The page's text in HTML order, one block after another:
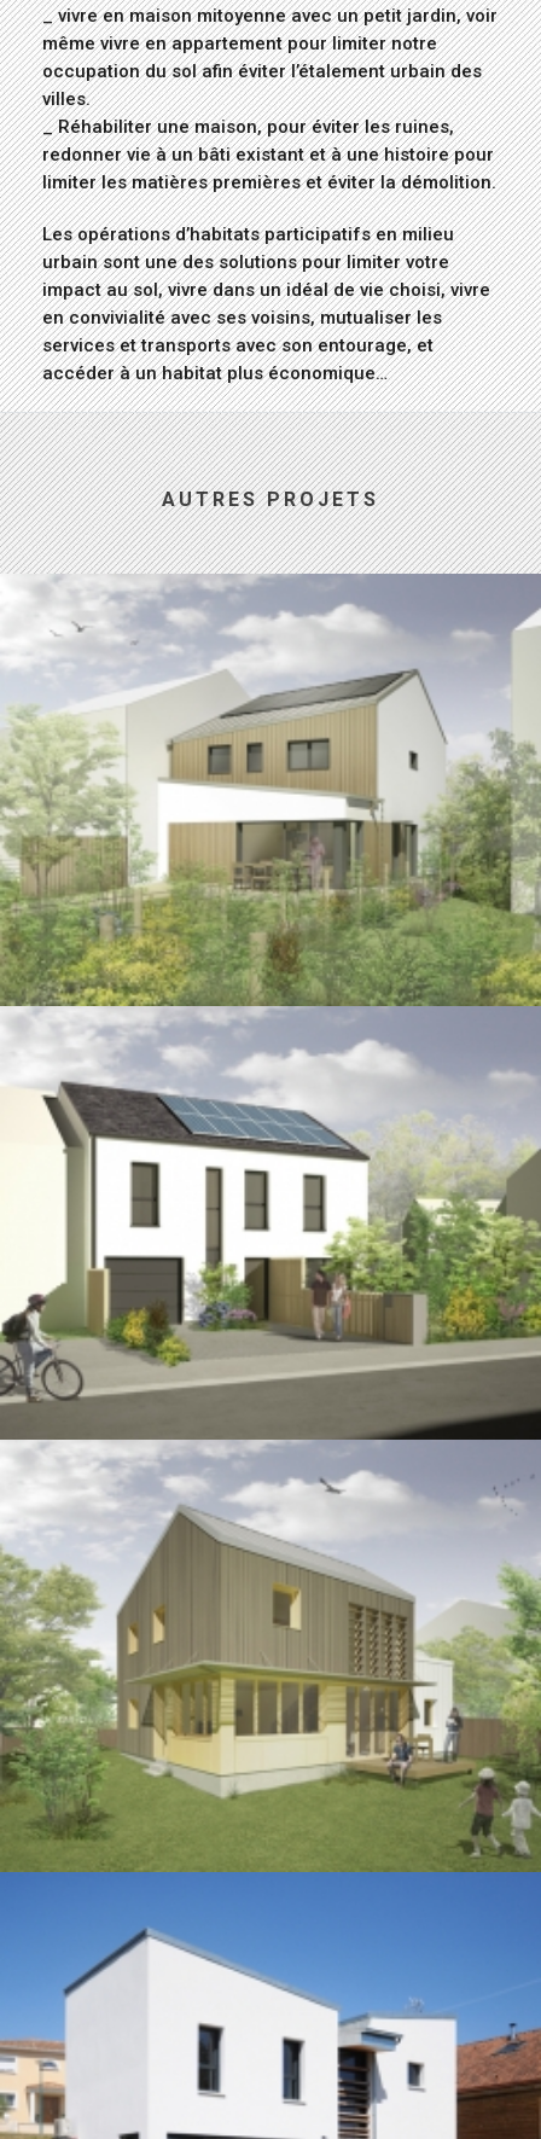
_ vivre en maison mitoyenne avec un petit jardin, voir
même vivre en appartement pour limiter notre
occupation du sol afin éviter l’étalement urbain des
villes.
_ Réhabiliter une maison, pour éviter les ruines,
redonner vie à un bâti existant et à une histoire pour
limiter les matières premières et éviter la démolition.
Les opérations d’habitats participatifs en milieu
urbain sont une des solutions pour limiter votre
impact au sol, vivre dans un idéal de vie choisi, vivre
en convivialité avec ses voisins, mutualiser les
services et transports avec son entourage, et
accéder à un habitat plus économique…
AUTRES PROJETS